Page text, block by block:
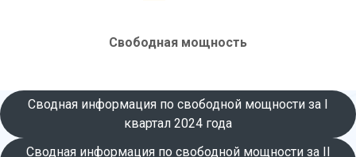
Свободная мощность
Сводная информация по свободной мощности за I
квартал 2024 года
Сводная информация по свободной мощности за II